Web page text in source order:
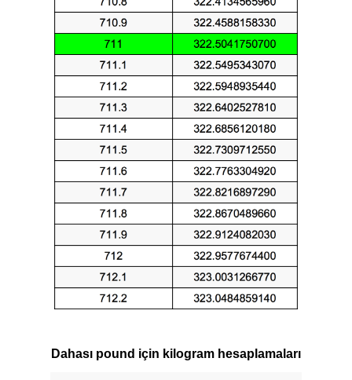
Dahası pound için kilogram hesaplamaları